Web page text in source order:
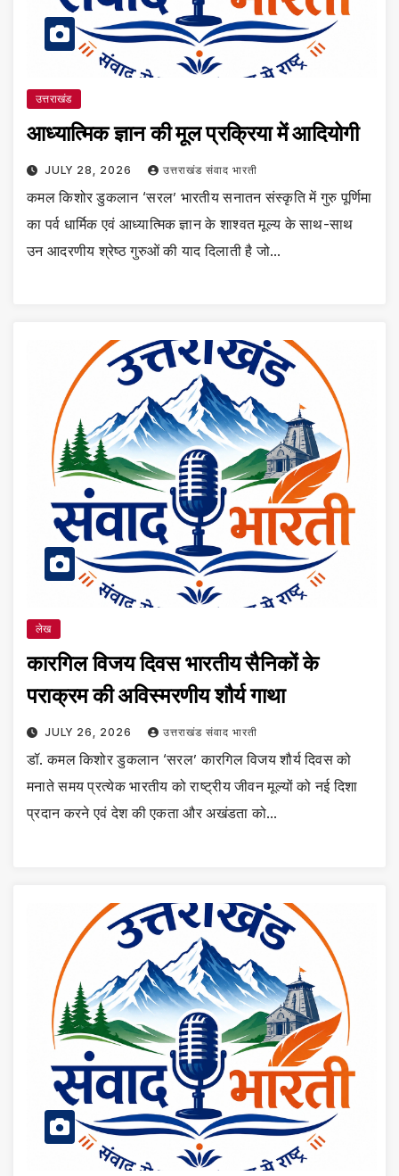
उत्तराखंड
आध्यात्मिक ज्ञान की मूल प्रक्रिया में आदियोगी
JULY 28, 2026 उत्तराखंड संवाद भारती
कमल किशोर डुकलान ‘सरल’ भारतीय सनातन संस्कृति में गुरु पूर्णिमा
का पर्व धार्मिक एवं आध्यात्मिक ज्ञान के शाश्वत मूल्य के साथ-साथ
उन आदरणीय श्रेष्ठ गुरुओं की याद दिलाती है जो…
लेख
कारगिल विजय दिवस भारतीय सैनिकों के
पराक्रम की अविस्मरणीय शौर्य गाथा
JULY 26, 2026 उत्तराखंड संवाद भारती
डॉ. कमल किशोर डुकलान ‘सरल’ कारगिल विजय शौर्य दिवस को
मनाते समय प्रत्येक भारतीय को राष्ट्रीय जीवन मूल्यों को नई दिशा
प्रदान करने एवं देश की एकता और अखंडता को…